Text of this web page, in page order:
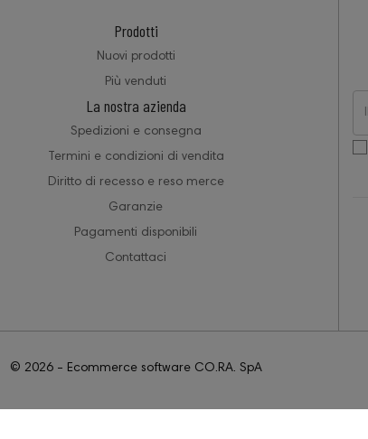
Prodotti
Nuovi prodotti
Più venduti
La nostra azienda
Spedizioni e consegna
Termini e condizioni di vendita
Diritto di recesso e reso merce
Garanzie
Pagamenti disponibili
Contattaci
© 2026 - Ecommerce software CO.RA. SpA